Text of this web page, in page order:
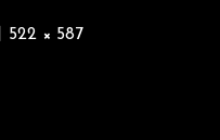
522 × 587